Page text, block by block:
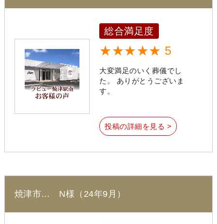
総合満足度
★★★★★ 5
大変満足のいく葬儀でし
た。 ありがとうございま
す。
投稿の詳細を見る >
焼津市… N様（24年9月）